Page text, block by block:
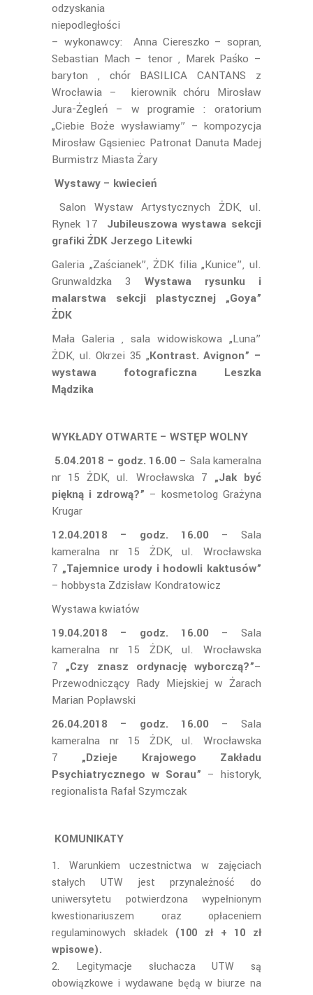
odzyskania
– wykonawcy: Anna Ciereszko – sopran,
Sebastian Mach – tenor , Marek Paśko –
baryton , chór BASILICA CANTANS z
Wrocławia – kierownik chóru Mirosław
Jura-Żegleń – w programie : oratorium
„Ciebie Boże wysławiamy” – kompozycja
Mirosław Gąsieniec Patronat Danuta Madej
Burmistrz Miasta Żary
Wystawy – kwiecień
Salon Wystaw Artystycznych ŻDK, ul.
Rynek 17 Jubileuszowa wystawa sekcji
grafiki ŻDK Jerzego Litewki
Galeria „Zaścianek”, ŻDK filia „Kunice”, ul.
Grunwaldzka 3 Wystawa rysunku i
malarstwa sekcji plastycznej „Goya”
ŻDK
Mała Galeria , sala widowiskowa „Luna”
ŻDK, ul. Okrzei 35 „Kontrast. Avignon” –
wystawa fotograficzna Leszka
Mądzika
WYKŁADY OTWARTE – WSTĘP WOLNY
5.04.2018 – godz. 16.00 – Sala kameralna
nr 15 ŻDK, ul. Wrocławska 7 „Jak być
piękną i zdrową?” – kosmetolog Grażyna
Krugar
12.04.2018 – godz. 16.00 – Sala
kameralna nr 15 ŻDK, ul. Wrocławska
7 „Tajemnice urody i hodowli kaktusów”
– hobbysta Zdzisław Kondratowicz
Wystawa kwiatów
19.04.2018 – godz. 16.00 – Sala
kameralna nr 15 ŻDK, ul. Wrocławska
7 „Czy znasz ordynację wyborczą?”–
Przewodniczący Rady Miejskiej w Żarach
Marian Popławski
26.04.2018 – godz. 16.00 – Sala
kameralna nr 15 ŻDK, ul. Wrocławska
7 „Dzieje Krajowego Zakładu
Psychiatrycznego w Sorau” – historyk,
regionalista Rafał Szymczak
KOMUNIKATY
Warunkiem uczestnictwa w zajęciach
stałych UTW jest przynależność do
uniwersytetu potwierdzona wypełnionym
kwestionariuszem oraz opłaceniem
regulaminowych składek (100 zł + 10 zł
wpisowe).
Legitymacje słuchacza UTW są
obowiązkowe i wydawane będą w biurze na